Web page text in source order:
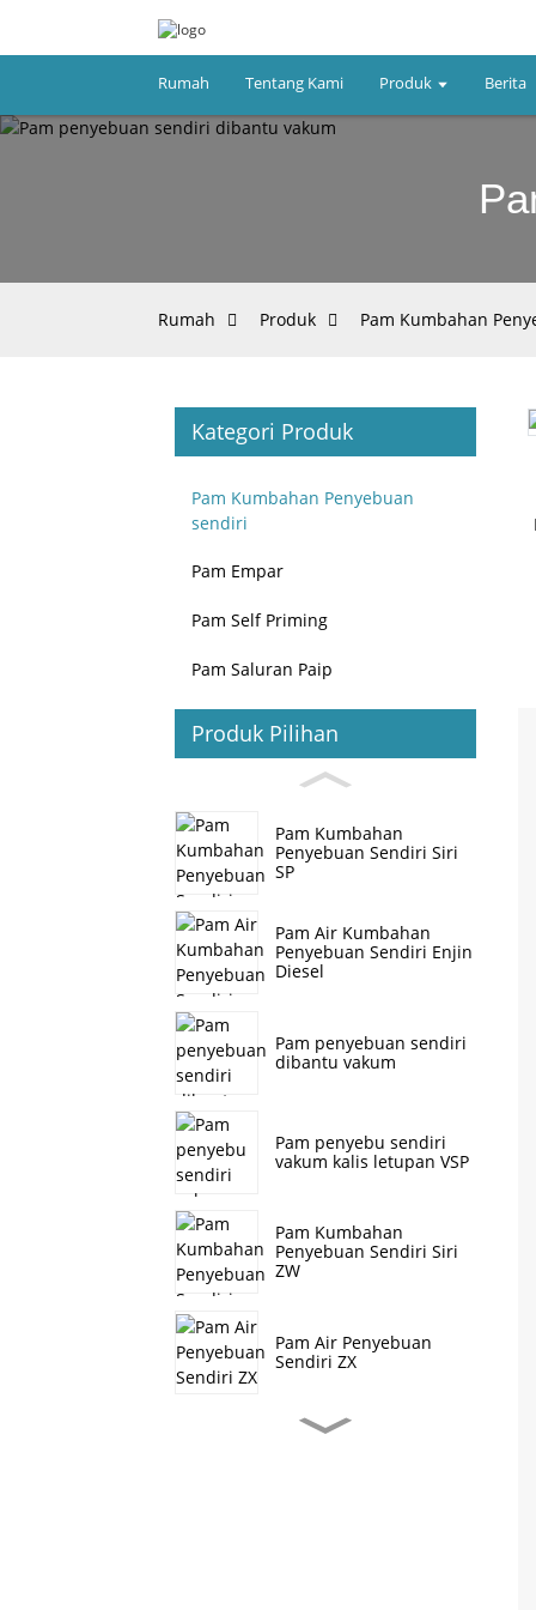
Rumah Tentang Kami Produk Berita
Rumah Produk Pam Kumbahan
Kategori Produk
Pam Kumbahan Penyebuan
sendiri
Pam Empar
Pam Self Priming
Pam Saluran Paip
Produk Pilihan
Pam Kumbahan
Penyebuan Sendiri Siri
SP
Pam Air Kumbahan
Penyebuan Sendiri Enjin
Diesel
Pam penyebuan sendiri
dibantu vakum
Pam penyebu sendiri
vakum kalis letupan VSP
Pam Kumbahan
Penyebuan Sendiri Siri
ZW
Pam Air Penyebuan
Sendiri ZX
Pam Kumbahan
Loading...
Loading...